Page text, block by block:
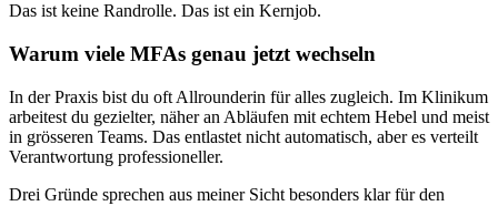
Das ist keine Randrolle. Das ist ein Kernjob.
Warum viele MFAs genau jetzt wechseln
In der Praxis bist du oft Allrounderin für alles zugleich. Im Klinikum
arbeitest du gezielter, näher an Abläufen mit echtem Hebel und meist
in grösseren Teams. Das entlastet nicht automatisch, aber es verteilt
Verantwortung professioneller.
Drei Gründe sprechen aus meiner Sicht besonders klar für den